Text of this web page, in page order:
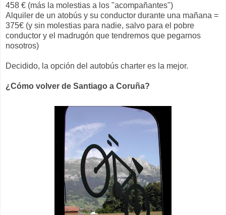
458 € (más la molestias a los "acompañantes")
Alquiler de un atobús y su conductor durante una mañana =
375€ (y sin molestias para nadie, salvo para el pobre
conductor y el madrugón que tendremos que pegarnos
nosotros)
Decidido, la opción del autobús charter es la mejor.
¿Cómo volver de Santiago a Coruña?